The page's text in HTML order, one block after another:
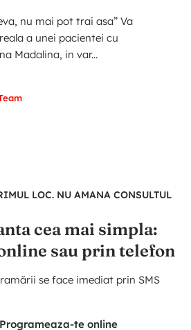
nu mai pot trai asa” Va
a unei pacientei cu
Madalina, in var...
LOC. NU AMANA CONSULTUL
cea mai simpla:
sau prin telefon
se face imediat prin SMS
Programeaza-te online